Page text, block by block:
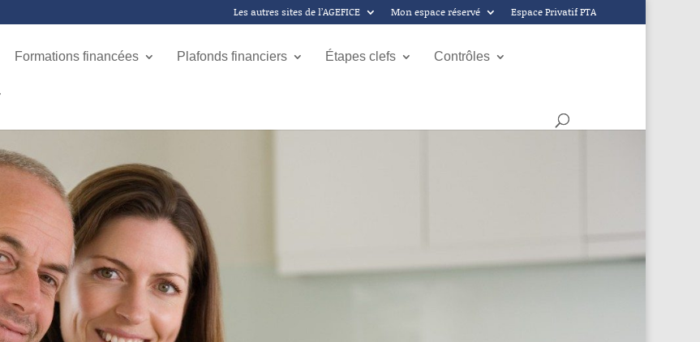
Les autres sites de l’AGEFICE Mon espace réservé Espace Privatif PTA
Formations financées Plafonds financiers Étapes clefs Contrôles